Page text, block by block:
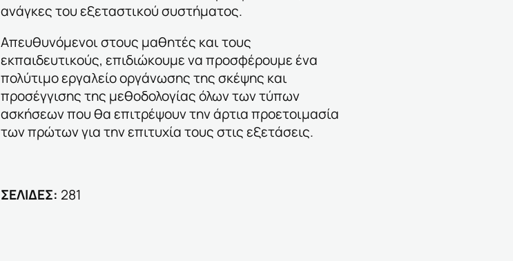
ανάγκες του εξεταστικού συστήματος.
Απευθυνόμενοι στους μαθητές και τους
εκπαιδευτικούς, επιδιώκουμε να προσφέρουμε ένα
πολύτιμο εργαλείο οργάνωσης της σκέψης και
προσέγγισης της μεθοδολογίας όλων των τύπων
ασκήσεων που θα επιτρέψουν την άρτια προετοιμασία
των πρώτων για την επιτυχία τους στις εξετάσεις.
ΣΕΛΙΔΕΣ: 281